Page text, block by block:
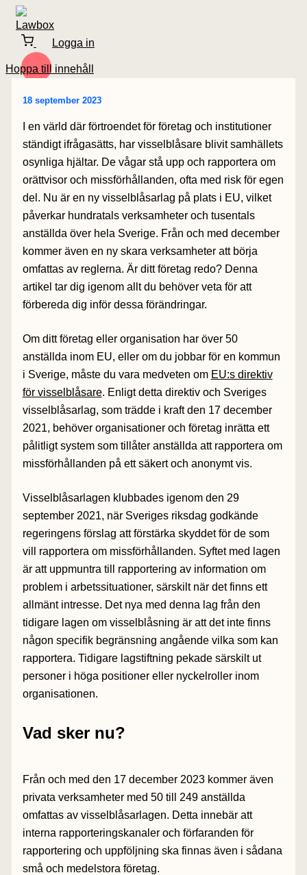
Logga in
Hoppa till innehåll
18 september 2023
I en värld där förtroendet för företag och institutioner
ständigt ifrågasätts, har visselblåsare blivit samhällets
osynliga hjältar. De vågar stå upp och rapportera om
orättvisor och missförhållanden, ofta med risk för egen
del. Nu är en ny visselblåsarlag på plats i EU, vilket
påverkar hundratals verksamheter och tusentals
anställda över hela Sverige. Från och med december
kommer även en ny skara verksamheter att börja
omfattas av reglerna. Är ditt företag redo? Denna
artikel tar dig igenom allt du behöver veta för att
förbereda dig inför dessa förändringar.
Om ditt företag eller organisation har över 50
anställda inom EU, eller om du jobbar för en kommun
i Sverige, måste du vara medveten om EU:s direktiv
för visselblåsare. Enligt detta direktiv och Sveriges
visselblåsarlag, som trädde i kraft den 17 december
2021, behöver organisationer och företag inrätta ett
pålitligt system som tillåter anställda att rapportera om
missförhållanden på ett säkert och anonymt vis.
Visselblåsarlagen klubbades igenom den 29
september 2021, när Sveriges riksdag godkände
regeringens förslag att förstärka skyddet för de som
vill rapportera om missförhållanden. Syftet med lagen
är att uppmuntra till rapportering av information om
problem i arbetssituationer, särskilt när det finns ett
allmänt intresse. Det nya med denna lag från den
tidigare lagen om visselblåsning är att det inte finns
någon specifik begränsning angående vilka som kan
rapportera. Tidigare lagstiftning pekade särskilt ut
personer i höga positioner eller nyckelroller inom
organisationen.
Vad sker nu?
Från och med den 17 december 2023 kommer även
privata verksamheter med 50 till 249 anställda
omfattas av visselblåsarlagen. Detta innebär att
interna rapporteringskanaler och förfaranden för
rapportering och uppföljning ska finnas även i sådana
små och medelstora företag.